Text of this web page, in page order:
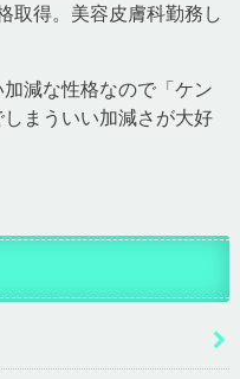
取得。美容皮膚科勤務し
減な性格なので「ケン
まういい加減さが大好